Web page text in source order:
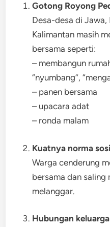
Gotong Royong
Desa-desa di Jawa,
Kalimantan masih
bersama seperti:
– membangun
“nyumbang”,
– panen bersama
– upacara adat
– ronda malam
Kuatnya norma
Warga cenderung
bersama dan saling
melanggar.
Hubungan